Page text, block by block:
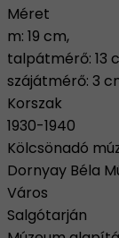
Méret
m: 19 cm,
talpátmérő: 13
szájátmérő: 3
Korszak
1930-1940
Kölcsönadó
Dornyay Béla
Város
Salgótarján